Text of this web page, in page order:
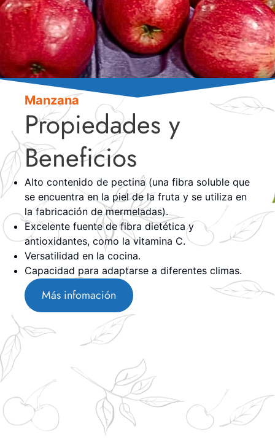
Manzana
Propiedades y
Beneficios
Alto contenido de pectina (una fibra soluble que
se encuentra en la piel de la fruta y se utiliza en
la fabricación de mermeladas).
Excelente fuente de fibra dietética y
antioxidantes, como la vitamina C.
Versatilidad en la cocina.
Capacidad para adaptarse a diferentes climas.
Más infomación